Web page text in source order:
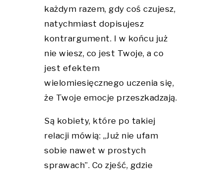
każdym razem, gdy coś czujesz,
natychmiast dopisujesz
kontrargument. I w końcu już
nie wiesz, co jest Twoje, a co
jest efektem
wielomiesięcznego uczenia się,
że Twoje emocje przeszkadzają.
Są kobiety, które po takiej
relacji mówią: „Już nie ufam
sobie nawet w prostych
sprawach”. Co zjeść, gdzie